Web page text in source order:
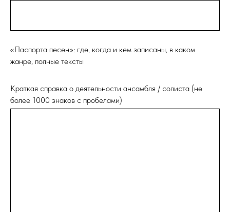
«Паспорта песен»: где, когда и кем записаны, в каком
жанре, полные тексты
Краткая справка о деятельности ансамбля / солиста (не
более 1000 знаков с пробелами)